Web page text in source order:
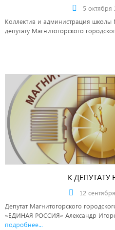
5 октября
Коллектив и администрация
депутату Магнитогорского
К
12
Депутат Магнитогорского
«ЕДИНАЯ РОССИЯ» Александр
подробнее...